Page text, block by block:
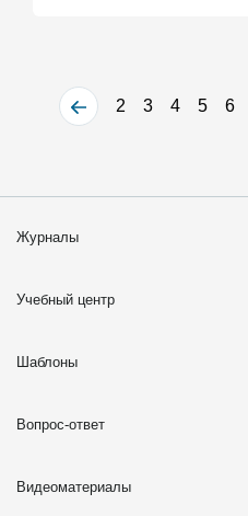
2 3 4 5 6
Журналы
Учебный центр
Шаблоны
Вопрос-ответ
Видеоматериалы